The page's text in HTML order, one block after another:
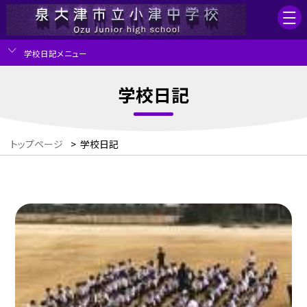
学校日記メニュー
学校日記
トップページ > 学校日記